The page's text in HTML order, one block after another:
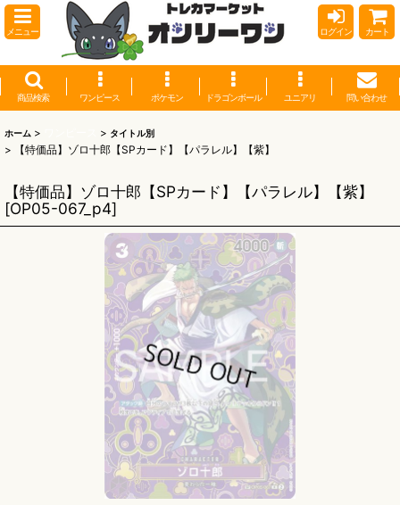
メニュー ログイン カート
商品検索 ワンピース ポケモン ドラゴンボール ユニアリ 問い合わせ
ホーム > > タイトル別
> 【特価品】ゾロ十郎【SPカード】【パラレル】【紫】
【特価品】ゾロ十郎【SPカード】【パラレル】【紫】
[OP05-067_p4]